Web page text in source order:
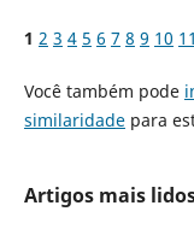
1 2 3 4 5 6 7 8 9 10 11
Você também pode
similaridadepara
Artigos mais